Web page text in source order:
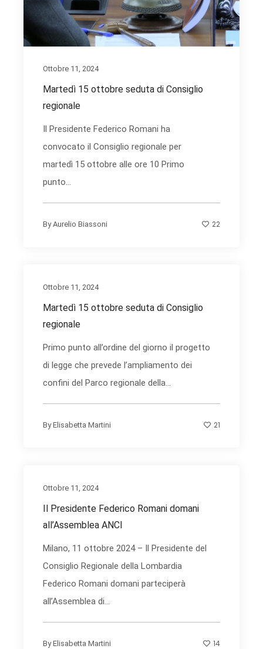
Ottobre 11, 2024
Martedì 15 ottobre seduta di Consiglio
regionale
Il Presidente Federico Romani ha
convocato il Consiglio regionale per
martedì 15 ottobre alle ore 10 Primo
punto...
ByAurelio Biassoni 22
Ottobre 11, 2024
Martedì 15 ottobre seduta di Consiglio
regionale
Primo punto all’ordine del giorno il progetto
di legge che prevede l’ampliamento dei
confini del Parco regionale della...
ByElisabetta Martini 21
Ottobre 11, 2024
Il Presidente Federico Romani domani
all’Assemblea ANCI
Milano, 11 ottobre 2024 – Il Presidente del
Consiglio Regionale della Lombardia
Federico Romani domani parteciperà
all’Assemblea di...
ByElisabetta Martini 14